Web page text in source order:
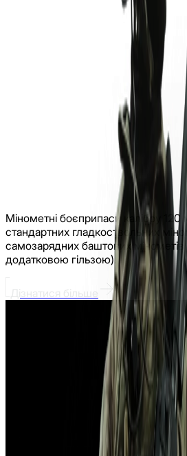
Мінометні боєприпаси калібру
стандартних гладкоствольних
самозарядних баштових мінометів
додатковою гільзою).
Дізнатися більше